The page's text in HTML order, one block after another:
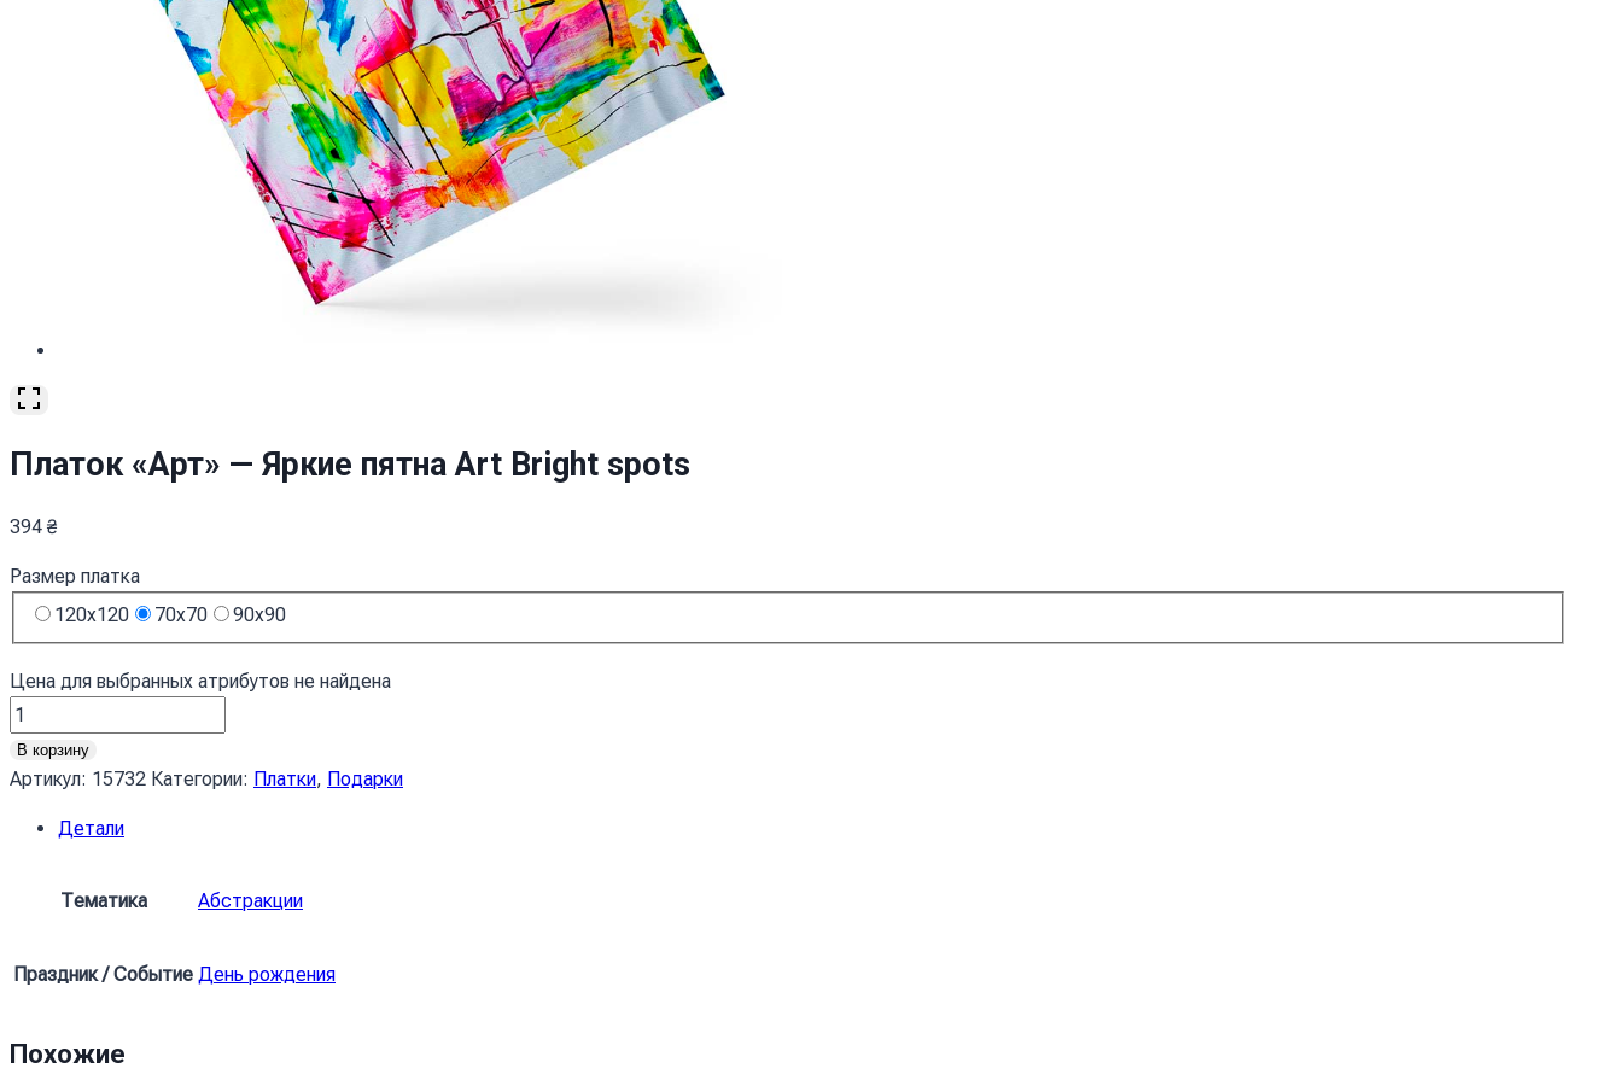
Платок «Арт» — Яркие пятна Art Bright spots
394 ₴
Размер платка
120x120
70x70 90x90
Цена для выбранных атрибутов не найдена
Количество
товара
Хустка
Яскраві
В корзину
Артикул: 15732 Категории: Платки, Подарки
Детали
Тематика Абстракции
Праздник / Событие День рождения
Похожие